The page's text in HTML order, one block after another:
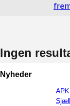
Ingen
Nyheder